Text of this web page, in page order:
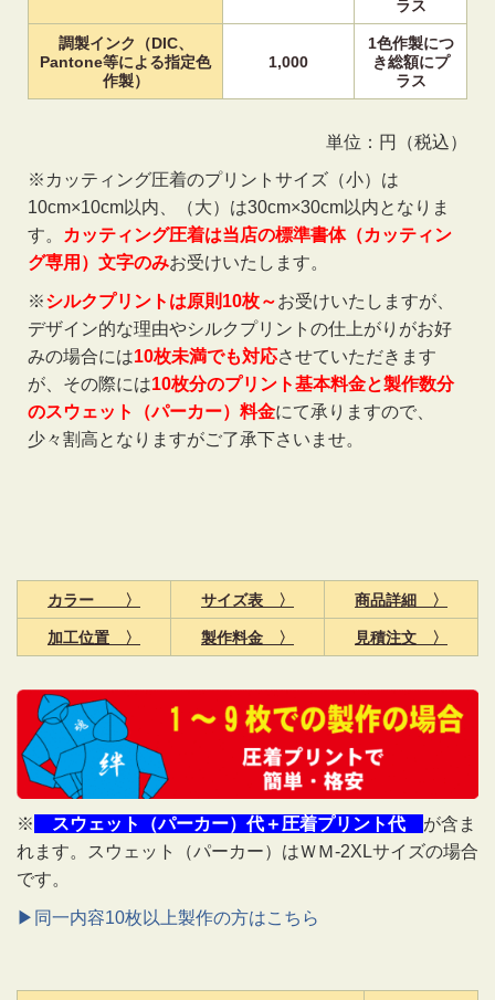
ラス
調製インク（DIC、
Pantone等による指定色
作製）
1,000
1色作製につ
き総額にプ
ラス
単位：円（税込）
※カッティング圧着のプリントサイズ（小）は
10cm×10cm以内、（大）は30cm×30cm以内となりま
す。
カッティング圧着は当店の標準書体（カッティン
グ専用）文字のみお受けいたします。
※シルクプリントは原則10枚～お受けいたしますが、
デザイン的な理由やシルクプリントの仕上がりがお好
みの場合には10枚未満でも対応させていただきます
が、その際には10枚分のプリント基本料金と製作数分
のスウェット（パーカー）料金にて承りますので、
少々割高となりますがご了承下さいませ。
カラー 〉 サイズ表 〉 商品詳細 〉
加工位置 〉 製作料金 〉 見積注文 〉
※ スウェット（パーカー）代＋圧着プリント代 が含ま
れます。スウェット（パーカー）はＷＭ-2XLサイズの場合
です。
▶同一内容10枚以上製作の方はこちら